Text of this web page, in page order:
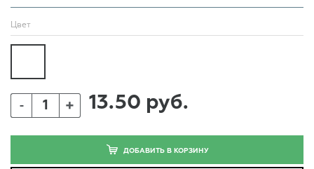
Цвет
- + 13.50 руб.
ДОБАВИТЬ В КОРЗИНУ